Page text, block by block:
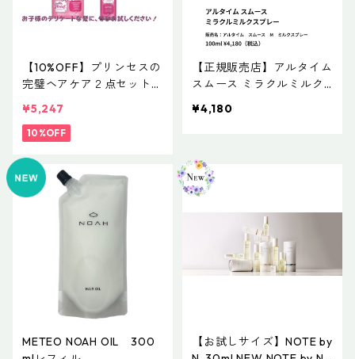
【10%OFF】プリンセスの
完璧ヘアケア２点セット
ョナル イクエイブ キッズ
プリンセスルック コンデ
ディタングリング コンデ
ィショナー】
¥5,247
10%OFF
【正規販売店】アルタイム
スムース ミラクルミルク
タイム スムース M ミ
¥4,180
METEO NOAH OIL 300
【お試しサイズ】NOTE by